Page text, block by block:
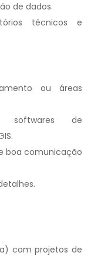
de dados.
técnicos e
ou áreas
softwares de
boa comunicação
com projetos de